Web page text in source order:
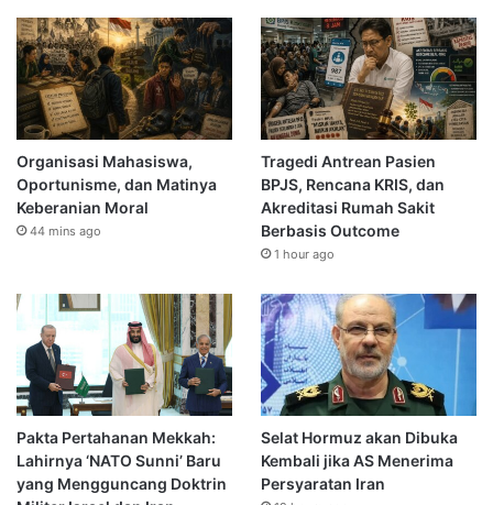
Organisasi Mahasiswa,
Oportunisme, dan Matinya
Keberanian Moral
44 mins ago
Tragedi Antrean Pasien
BPJS, Rencana KRIS, dan
Akreditasi Rumah Sakit
Berbasis Outcome
1 hour ago
Pakta Pertahanan Mekkah:
Lahirnya ‘NATO Sunni’ Baru
yang Mengguncang Doktrin
Selat Hormuz akan Dibuka
Kembali jika AS Menerima
Persyaratan Iran